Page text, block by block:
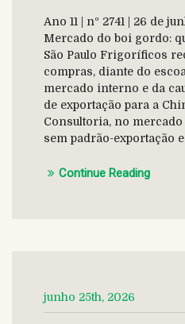
Ano 11 | nº 2741 | 26 de
Mercado do boi gordo:
São Paulo Frigoríficos
compras, diante do
mercado interno e da
de exportação para a
Consultoria, no
sem padrão-exportação
Continue Reading
junho 25th, 2026